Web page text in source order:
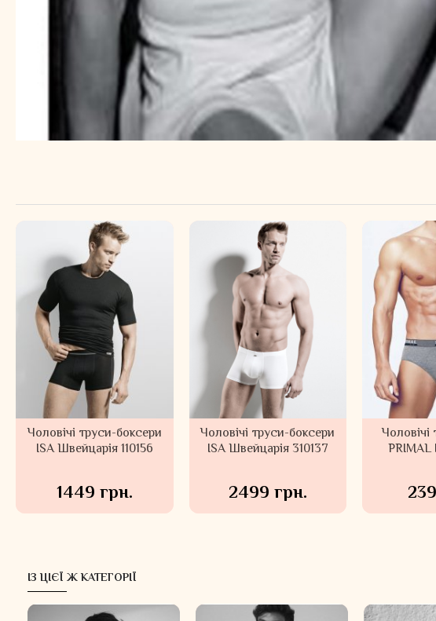
Чоловічі труси-боксери
ISA Швейцарія 110156
1449 грн.
Чоловічі труси-боксери
ISA Швейцарія 310137
2499 грн.
Чоловічі
PRIMAL
ІЗ ЦІЄЇ Ж КАТЕГОРІЇ